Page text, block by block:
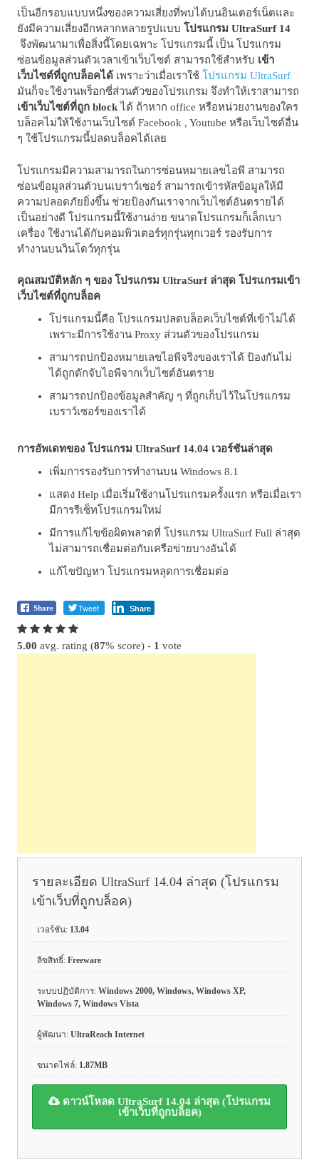
เป็นอีกรอบแบบหนึ่งของความเสี่ยงที่พบได้บนอินเตอร์เน็ตและ
ยังมีความเสี่ยงอีกหลากหลายรูปแบบ โปรแกรม UltraSurf 14
จึงพัฒนามาเพื่อสิ่งนี้โดยเฉพาะ โปรแกรมนี้ เป็น โปรแกรม
ซ่อนข้อมูลส่วนตัวเวลาเข้าเว็บไซต์ สามารถใช้สำหรับ เข้า
เว็บไซต์ที่ถูกบล็อคได้ เพราะว่าเมื่อเราใช้ โปรแกรม UltraSurf
มันก็จะใช้งานพร็อกซี่ส่วนตัวของโปรแกรม จึงทำให้เราสามารถ
เข้าเว็บไซต์ที่ถูก block ได้ ถ้าหาก office หรือหน่วยงานของใคร
บล็อคไม่ให้ใช้งานเว็บไซต์ Facebook , Youtube หรือเว็บไซต์อื่น
ๆ ใช้โปรแกรมนี้ปลดบล็อคได้เลย
โปรแกรมมีความสามารถในการซ่อนหมายเลขไอพี สามารถ
ซ่อนข้อมูลส่วนตัวบนเบราว์เซอร์ สามารถเข้ารหัสข้อมูลให้มี
ความปลอดภัยยิ่งขึ้น ช่วยป้องกันเราจากเว็บไซต์อันตรายได้
เป็นอย่างดี โปรแกรมนี้ใช้งานง่าย ขนาดโปรแกรมก็เล็กเบา
เครื่อง ใช้งานได้กับคอมพิวเตอร์ทุกรุ่นทุกเวอร์ รองรับการ
ทำงานบนวินโดว์ทุกรุ่น
คุณสมบัติหลัก ๆ ของ โปรแกรม UltraSurf ล่าสุด โปรแกรมเข้า
เว็บไซต์ที่ถูกบล็อค
โปรแกรมนี้คือ โปรแกรมปลดบล็อคเว็บไซต์ที่เข้าไม่ได้
เพราะมีการใช้งาน Proxy ส่วนตัวของโปรแกรม
สามารถปกป้องหมายเลขไอพีจริงของเราได้ ป้องกันไม่
ได้ถูกดักจับไอพีจากเว็บไซต์อันตราย
สามารถปกป้องข้อมูลสำคัญ ๆ ที่ถูกเก็บไว้ในโปรแกรม
เบราว์เซอร์ของเราได้
การอัพเดทของ โปรแกรม UltraSurf 14.04 เวอร์ชันล่าสุด
เพิ่มการรองรับการทำงานบน Windows 8.1
แสดง Help เมื่อเริ่มใช้งานโปรแกรมครั้งแรก หรือเมื่อเรา
มีการรีเซ็ทโปรแกรมใหม่
มีการแก้ไขข้อผิดพลาดที่ โปรแกรม UltraSurf Full ล่าสุด
ไม่สามารถเชื่อมต่อกับเครือข่ายบางอันได้
แก้ไขปัญหา โปรแกรมหลุดการเชื่อมต่อ
Share Tweet Share
5.00 avg. rating (87% score) - 1 vote
รายละเอียด UltraSurf 14.04 ล่าสุด (โปรแกรม
เข้าเว็บที่ถูกบล็อค)
เวอร์ชัน: 13.04
ลิขสิทธิ์:Freeware
ระบบปฏิบัติการ:Windows 2000, Windows, Windows XP,
Windows 7, Windows Vista
ผู้พัฒนา:UltraReach Internet
ขนาดไฟล์: 1.87MB
ดาวน์โหลด UltraSurf 14.04 ล่าสุด (โปรแกรม
เข้าเว็บที่ถูกบล็อค)